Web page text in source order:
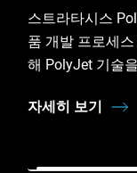
스트라타시스
품 개발 프로세
해 PolyJet 기술
자세히 보기